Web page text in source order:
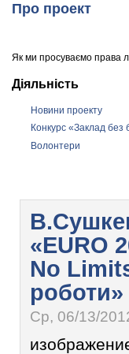
Про проект
Як ми просуваємо права
Діяльність
Новини проекту
Конкурс «Заклад без
Волонтери
«EURO
No
роботи»
Ср, 06/13/